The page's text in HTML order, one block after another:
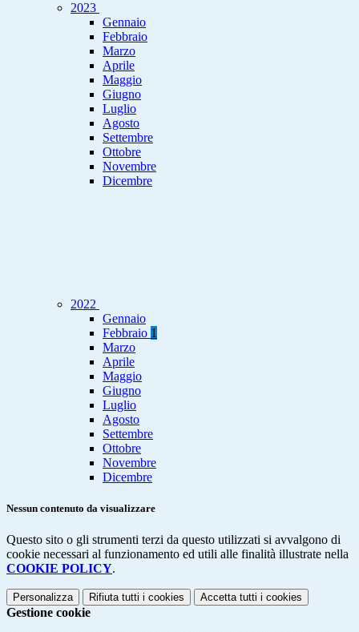
2023
Gennaio
Febbraio
Marzo
Aprile
Maggio
Giugno
Luglio
Agosto
Settembre
Ottobre
Novembre
Dicembre
2022
Gennaio
Febbraio 1
Marzo
Aprile
Maggio
Giugno
Luglio
Agosto
Settembre
Ottobre
Novembre
Dicembre
Nessun contenuto da visualizzare
Questo sito o gli strumenti terzi da questo utilizzati si avvalgono di
cookie necessari al funzionamento ed utili alle finalità illustrate nella
COOKIE POLICY.
Personalizza Rifiuta tutti i cookies Accetta tutti i cookies
Gestione cookie